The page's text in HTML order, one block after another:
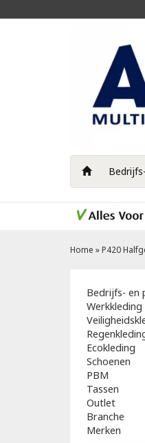
Home »P420
Bedrijfs- en
Werkkleding
Ecokleding
Schoenen
PBM
Tassen
Outlet
Branche
Merken